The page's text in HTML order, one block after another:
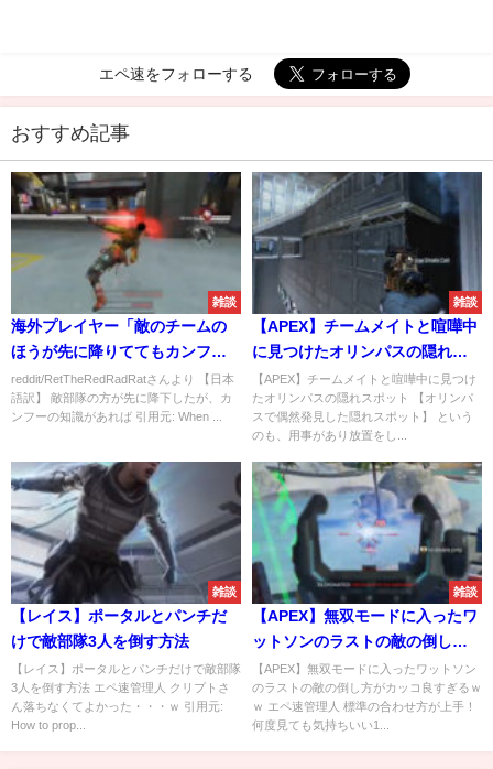
エペ速をフォローする
おすすめ記事
雑談
海外プレイヤー「敵のチームの
ほうが先に降りててもカンフー
を知っていたら勝てるんだぜ」
reddit/RetTheRedRadRatさんより 【日本
語訳】 敵部隊の方が先に降下したが、カ
ンフーの知識があれば 引用元: When ...
雑談
【APEX】チームメイトと喧嘩中
に見つけたオリンパスの隠れス
ポット
【APEX】チームメイトと喧嘩中に見つけ
たオリンパスの隠れスポット 【オリンパ
スで偶然発見した隠れスポット】 という
のも、用事があり放置をし...
雑談
【レイス】ポータルとパンチだ
けで敵部隊3人を倒す方法
【レイス】ポータルとパンチだけで敵部隊
3人を倒す方法 エペ速管理人 クリプトさ
ん落ちなくてよかった・・・ｗ 引用元:
How to prop...
雑談
【APEX】無双モードに入ったワ
ットソンのラストの敵の倒し方
がカッコ良すぎるｗｗ
【APEX】無双モードに入ったワットソン
のラストの敵の倒し方がカッコ良すぎるｗ
ｗ エペ速管理人 標準の合わせ方が上手！
何度見ても気持ちいい1...